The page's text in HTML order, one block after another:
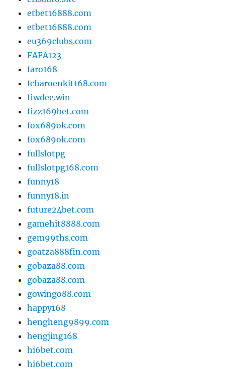
etbet16888.com
etbet16888.com
eu369clubs.com
FAFA123
faro168
fcharoenkit168.com
fiwdee.win
fizz169bet.com
fox689ok.com
fox689ok.com
fullslotpg
fullslotpg168.com
funny18
funny18.in
future24bet.com
gamehit8888.com
gem99ths.com
goatza888fin.com
gobaza88.com
gobaza88.com
gowingo88.com
happy168
hengheng9899.com
hengjing168
hi6bet.com
hi6bet.com